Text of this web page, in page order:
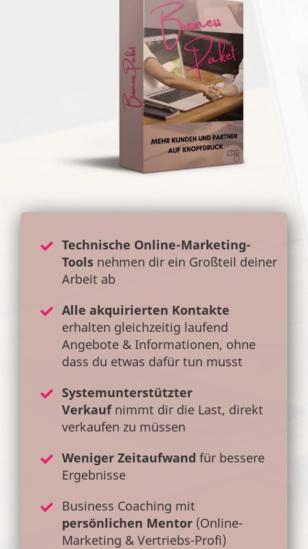
Technische Online-Marketing-
Tools nehmen dir ein Großteil deiner
Arbeit ab
Alle akquirierten Kontakte
erhalten gleichzeitig laufend
Angebote & Informationen, ohne
dass du etwas dafür tun musst
Systemunterstützter
Verkauf nimmt dir die Last, direkt
verkaufen zu müssen
Weniger Zeitaufwand für bessere
Ergebnisse
Business Coaching mit
persönlichen Mentor (Online-
Marketing & Vertriebs-Profi)